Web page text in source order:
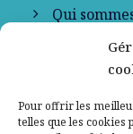
Pour offrir les
telles que les
Qui
Contactez-
Mentions